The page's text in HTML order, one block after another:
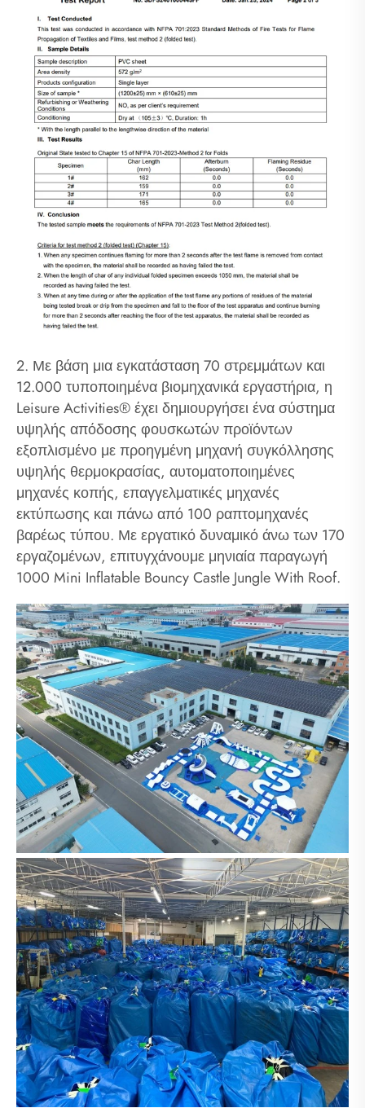
2. Με βάση μια εγκατάσταση 70 στρεμμάτων και
12.000 τυποποιημένα βιομηχανικά εργαστήρια, η
Leisure Activities® έχει δημιουργήσει ένα σύστημα
υψηλής απόδοσης φουσκωτών προϊόντων
εξοπλισμένο με προηγμένη μηχανή συγκόλλησης
υψηλής θερμοκρασίας, αυτοματοποιημένες
μηχανές κοπής, επαγγελματικές μηχανές
εκτύπωσης και πάνω από 100 ραπτομηχανές
βαρέως τύπου. Με εργατικό δυναμικό άνω των 170
εργαζομένων, επιτυγχάνουμε μηνιαία παραγωγή
1000 Mini Inflatable Bouncy Castle Jungle With Roof.